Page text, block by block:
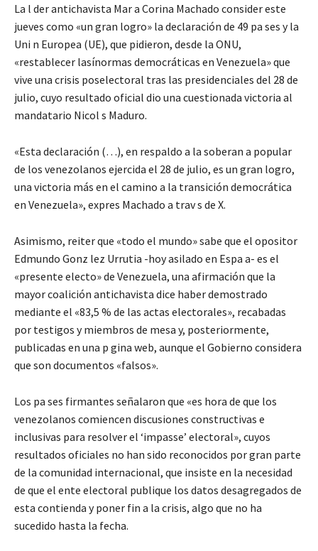
La l der antichavista Mar a Corina Machado consider este
jueves como «un gran logro» la declaración de 49 pa ses y la
Uni n Europea (UE), que pidieron, desde la ONU,
«restablecer lasínormas democráticas en Venezuela» que
vive una crisis poselectoral tras las presidenciales del 28 de
julio, cuyo resultado oficial dio una cuestionada victoria al
mandatario Nicol s Maduro.
«Esta declaración (…), en respaldo a la soberan a popular
de los venezolanos ejercida el 28 de julio, es un gran logro,
una victoria más en el camino a la transición democrática
en Venezuela», expres Machado a trav s de X.
Asimismo, reiter que «todo el mundo» sabe que el opositor
Edmundo Gonz lez Urrutia -hoy asilado en Espa a- es el
«presente electo» de Venezuela, una afirmación que la
mayor coalición antichavista dice haber demostrado
mediante el «83,5 % de las actas electorales», recabadas
por testigos y miembros de mesa y, posteriormente,
publicadas en una p gina web, aunque el Gobierno considera
que son documentos «falsos».
Los pa ses firmantes señalaron que «es hora de que los
venezolanos comiencen discusiones constructivas e
inclusivas para resolver el ‘impasse’ electoral», cuyos
resultados oficiales no han sido reconocidos por gran parte
de la comunidad internacional, que insiste en la necesidad
de que el ente electoral publique los datos desagregados de
esta contienda y poner fin a la crisis, algo que no ha
sucedido hasta la fecha.